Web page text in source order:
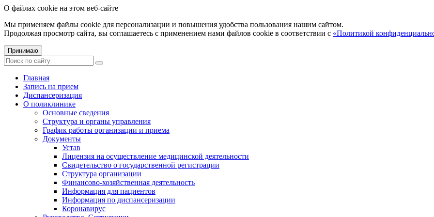
О файлах cookie на этом веб-сайте
Мы применяем файлы cookie для персонализации и повышения удобства пользования нашим сайтом.
Продолжая просмотр сайта, вы соглашаетесь с применением нами файлов cookie в соответствии с «Политикой
Принимаю
Главная
Запись на прием
Диспансеризация
О поликлинике
Основные сведения
Структура и органы управления
График работы организации и приема
Документы
Устав
Лицензия на осуществление медицинской деятельности
Свидетельство о государственной регистрации
Структура организации
Финансово-хозяйственная деятельность
Информация для пациентов
Информация по диспансеризации
Коронавирус